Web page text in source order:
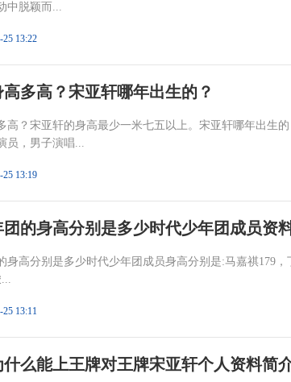
中脱颖而...
25 13:22
多高？宋亚轩哪年出生的？
高？宋亚轩的身高最少一米七五以上。宋亚轩哪年出生
员，男子演唱...
25 13:19
团的身高分别是多少时代少年团成员资
身高分别是多少时代少年团成员身高分别是:马嘉祺179
25 13:11
什么能上王牌对王牌宋亚轩个人资料简